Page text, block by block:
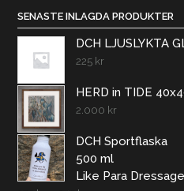
SENASTE INLAGDA PRODUKTER
DCH LJUSLYKTA
225 kr
HERD in TIDE
2.000 kr
DCH Sportflaska
500 ml
Like Para